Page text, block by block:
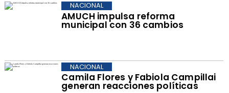
AMUCH impulsa reforma
municipal con 36 cambios
NACIONAL
Camila Flores y Fabiola Campillai
generan reacciones políticas
NACIONAL